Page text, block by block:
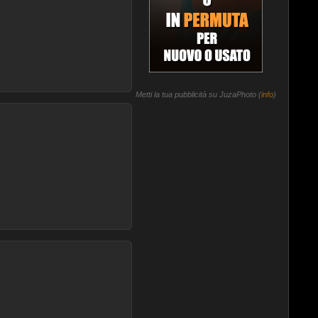
Metti la tua pubblicità su JuzaPhoto (info)